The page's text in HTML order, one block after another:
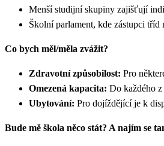
Menší studijní skupiny zajišťují
Školní parlament, kde zástupci
Co bych měl/měla zvážit?
Zdravotní způsobilost: Pro
Omezená kapacita: Do každého
Ubytování: Pro dojíždějící je k
Bude mě škola něco stát? A najím se